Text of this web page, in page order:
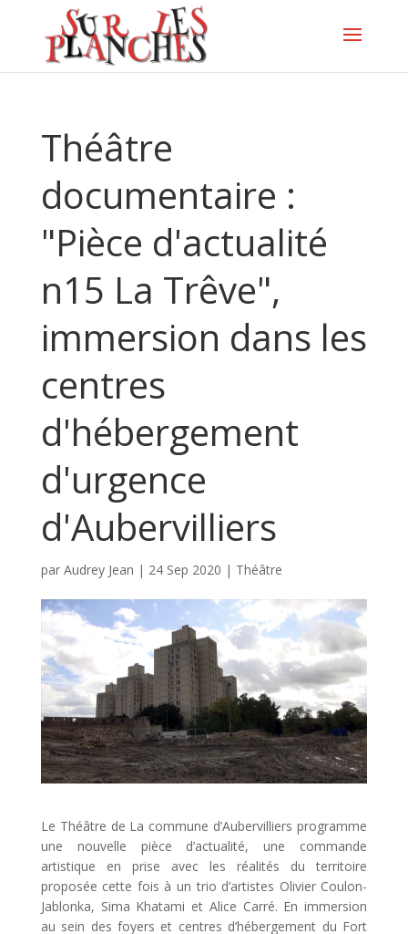
Théâtre
documentaire :
"Pièce d'actualité
n15 La Trêve",
immersion dans les
centres
d'hébergement
d'urgence
d'Aubervilliers
par Audrey Jean | 24 Sep 2020 | Théâtre
Le Théâtre de La commune d’Aubervilliers programme
une nouvelle pièce d’actualité, une commande
artistique en prise avec les réalités du territoire
proposée cette fois à un trio d’artistes Olivier Coulon-
Jablonka, Sima Khatami et Alice Carré. En immersion
au sein des foyers et centres d’hébergement du Fort